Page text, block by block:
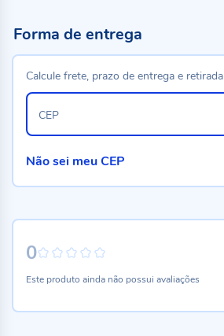
0
Este produto ainda não possui avaliações
Forma de entrega
Calcule frete, prazo de entrega e retirada
CEP
Não sei meu CEP